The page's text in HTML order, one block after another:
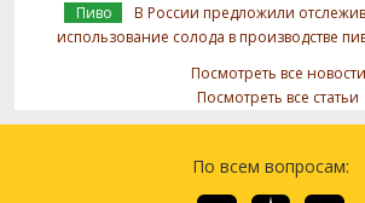
Пиво
В России предложили
использование солода в производстве
Посмотреть все новости
Посмотреть все статьи
По всем вопросам: